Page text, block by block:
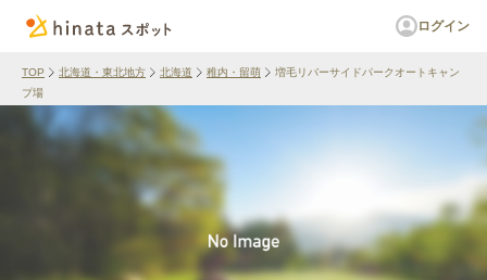
ログイン
TOP 北海道・東北地方 北海道 稚内・留萌
増毛リバーサイドパークオートキャン
プ場